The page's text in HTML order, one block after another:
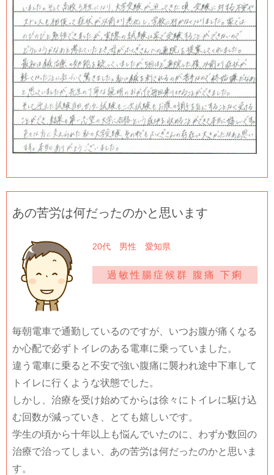
あの苦労は何だったのかと思います
20代 男性 愛知県
過敏性腸症候群 腹痛 下痢
毎朝電車で通勤しているのですが、いつお腹が痛くなる
か心配で必ずトイレのある電車に乗っていました。
違う電車に乗ると不安で強い腹痛に襲われ途中下車して
トイレに行くような状態でした。
しかし、治療を受け始めてからは徐々にトイレに駆け込
む回数が減っていき、とても嬉しいです。
学生の頃から十年以上も悩んでいたのに、わずか数回の
治療で治ってしまい、あの苦労は何だったのかと思いま
す。